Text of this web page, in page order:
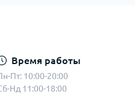
Время работы
Пт: 10:00-20:00
Нд 11:00-18:00